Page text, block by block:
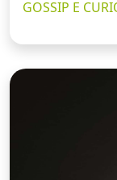
GOSSIP E